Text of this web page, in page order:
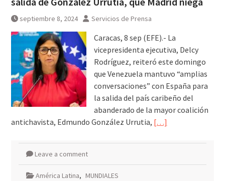
septiembre 8, 2024 Servicios de Prensa
Caracas, 8 sep (EFE).- La
vicepresidenta ejecutiva, Delcy
Rodríguez, reiteró este domingo
que Venezuela mantuvo “amplias
conversaciones” con España para
la salida del país caribeño del
abanderado de la mayor coalición
antichavista, Edmundo González Urrutia, […]
Leave a comment
América Latina, MUNDIALES